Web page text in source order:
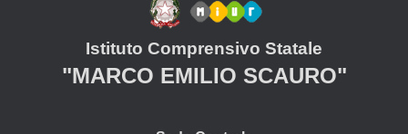
Istituto Comprensivo Statale
"MARCO EMILIO SCAURO"